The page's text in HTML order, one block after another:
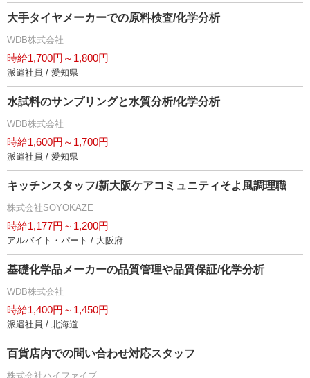
大手タイヤメーカーでの原料検査/化学分析
WDB株式会社
時給1,700円～1,800円
派遣社員 / 愛知県
水試料のサンプリングと水質分析/化学分析
WDB株式会社
時給1,600円～1,700円
派遣社員 / 愛知県
キッチンスタッフ/新大阪ケアコミュニティそよ風調理職
株式会社SOYOKAZE
時給1,177円～1,200円
アルバイト・パート / 大阪府
基礎化学品メーカーの品質管理や品質保証/化学分析
WDB株式会社
時給1,400円～1,450円
派遣社員 / 北海道
百貨店内での問い合わせ対応スタッフ
株式会社ハイファイブ